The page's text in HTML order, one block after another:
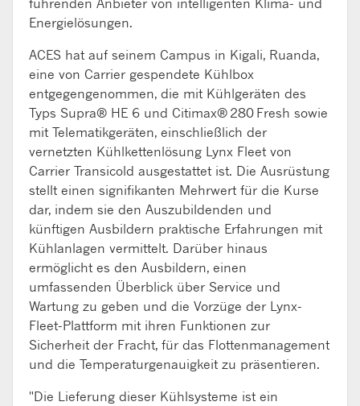
Energielösungen.
ACES hat auf seinem Campus in Kigali, Ruanda,
eine von Carrier gespendete Kühlbox
entgegengenommen, die mit Kühlgeräten des
Typs Supra® HE 6 und Citimax® 280 Fresh sowie
mit Telematikgeräten, einschließlich der
vernetzten Kühlkettenlösung Lynx Fleet von
Carrier Transicold ausgestattet ist. Die Ausrüstung
stellt einen signifikanten Mehrwert für die Kurse
dar, indem sie den Auszubildenden und
künftigen Ausbildern praktische Erfahrungen mit
Kühlanlagen vermittelt. Darüber hinaus
ermöglicht es den Ausbildern, einen
umfassenden Überblick über Service und
Wartung zu geben und die Vorzüge der Lynx-
Fleet-Plattform mit ihren Funktionen zur
Sicherheit der Fracht, für das Flottenmanagement
und die Temperaturgenauigkeit zu präsentieren.
"Die Lieferung dieser Kühlsysteme ist ein